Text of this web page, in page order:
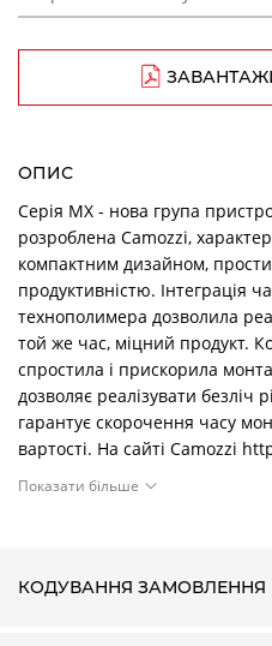
ОПИС
Серія МХ - нова група
розроблена Camozzi,
компактним дизайном,
продуктивністю. Інтеграція
технополимера дозволила
той же час, міцний продукт.
спростила і прискорила
дозволяє реалізувати безліч
гарантує скорочення часу
вартості. На сайті Camozzi
доступний конфігуратор, що
Коалесцентний фільтр Серія
Показати більше
КОДУВАННЯ ЗАМОВЛЕННЯ